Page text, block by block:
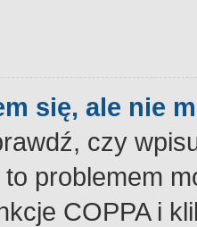
się, ale nie
czy
problemem
COPPA i